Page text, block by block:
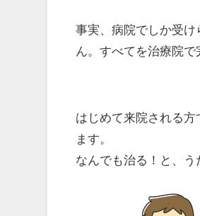
事実、病院でしか受
ん。すべてを治療院
はじめて来院される
ます。
なんでも治る！と、う